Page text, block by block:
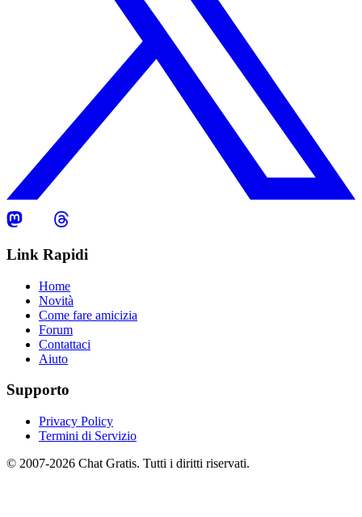
Link Rapidi
Home
Novità
Come fare amicizia
Forum
Contattaci
Aiuto
Supporto
Privacy Policy
Termini di Servizio
© 2007-2026 Chat Gratis. Tutti i diritti riservati.